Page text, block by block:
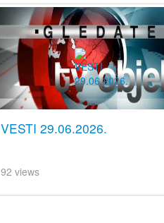
VESTI 29.06.2026.
92 views